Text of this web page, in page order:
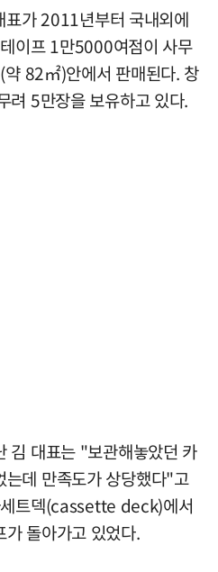
가 2011년부터 국내외에
이프 1만5000여점이 사무
82㎡)안에서 판매된다. 창
려 5만장을 보유하고 있다.
김 대표는 "보관해놓았던 카
는데 만족도가 상당했다"고
트덱(cassette deck)에서
돌아가고 있었다.